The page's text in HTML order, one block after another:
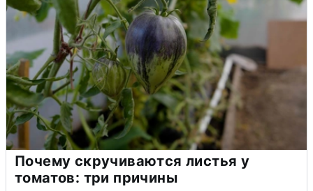
Почему скручиваются листья у
томатов: три причины